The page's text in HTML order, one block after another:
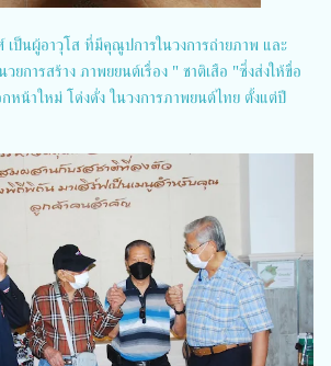
เป็นผู้อาวุโส ที่มีคุณูปการในวงการถ่ายภาพ และ
ยการสร้าง ภาพยยนต์เรื่อง " ชาติเสือ "ซึ่งส่งให้ขื่อ
หน้าใหม่ โด่งดั่ง ในวงการภาพยนต์ไทย ตั้งแต่ปี